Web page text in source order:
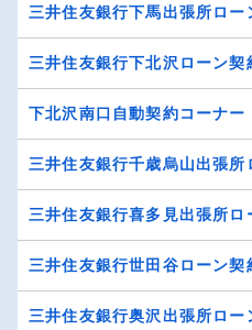
三井住友銀行下馬出張所ロー
三井住友銀行下北沢ローン契
下北沢南口自動契約コーナー
三井住友銀行千歳烏山出張所
三井住友銀行喜多見出張所ロ
三井住友銀行世田谷ローン契
三井住友銀行奥沢出張所ロー